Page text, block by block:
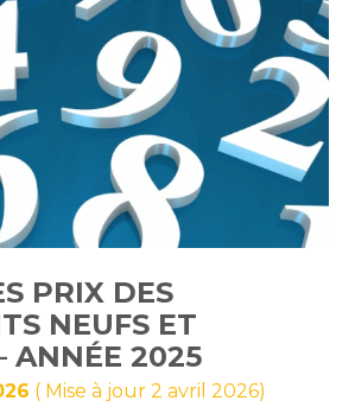
PRIX DES
NEUFS ET
ANNÉE 2025
( Mise à jour 2 avril 2026)